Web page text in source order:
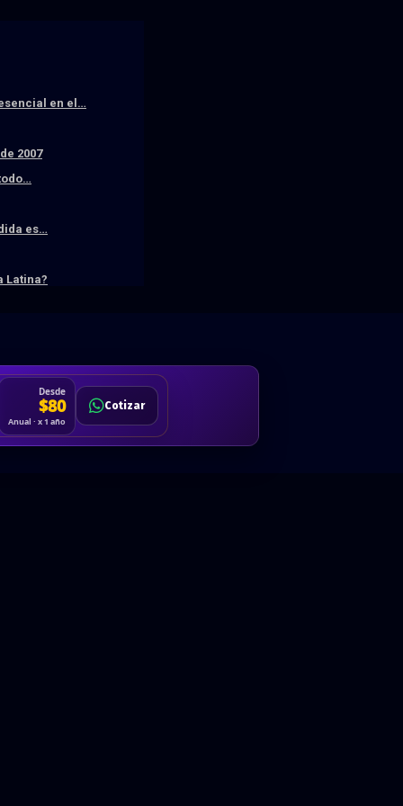
en el…
2007
es…
Latina?
Desde
$80
Anual · x 1 año
Cotizar
Cotizar
Hablemos
Solicitar